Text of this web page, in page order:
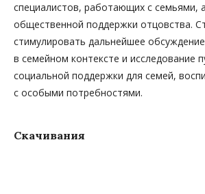
специалистов, работающих с семьями,
общественной поддержки отцовства.
стимулировать дальнейшее
в семейном контексте и исследование
социальной поддержки для семей,
с особыми потребностями.
Скачивания